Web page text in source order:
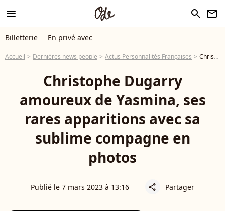
menu search newsletter
Billetterie En privé avec
Accueil Dernières news people Actus Personnalités Françaises Christophe Dugarry amoureux de Yasmina, ses rares apparitions avec sa sublime compagne en photos
Christophe Dugarry
amoureux de Yasmina, ses
rares apparitions avec sa
sublime compagne en
photos
Publié le 7 mars 2023 à 13:16 share Partager